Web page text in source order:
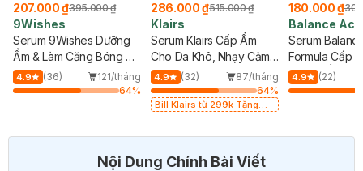
207.000 ₫395.000 ₫
9Wishes
Serum 9Wishes Dưỡng
Ẩm & Làm Căng Bóng Da
30ml
4.9 (36)
121/tháng
64%
286.000 ₫515.000 ₫
Klairs
Serum Klairs Cấp Ẩm
Cho Da Khô, Nhạy Cảm
80ml
4.9 (32)
87/tháng
64%
Bill Klairs từ 299k Tặng
180.000 ₫
Balance
Formula
Serum
Formula Cấp
Dưỡng Ẩm Da
4.9 (22)
Nội Dung Chính Bài Viết